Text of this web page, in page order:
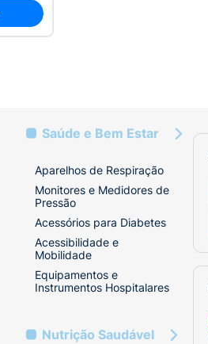
Saúde e Bem Estar
Aparelhos de Respiração
Monitores e Medidores de
Pressão
Acessórios para Diabetes
Acessibilidade e
Mobilidade
Equipamentos e
Instrumentos Hospitalares
Nutrição Saudável